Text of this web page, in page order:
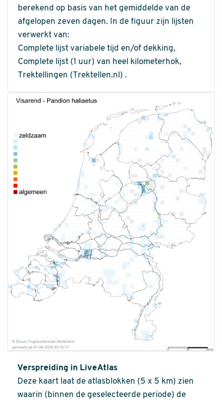
berekend op basis van het gemiddelde van de
afgelopen zeven dagen. In de figuur zijn lijsten
verwerkt van:
Complete lijst variabele tijd en/of dekking,
Complete lijst (1 uur) van heel kilometerhok,
Trektellingen (Trektellen.nl) .
Verspreiding in LiveAtlas
Deze kaart laat de atlasblokken (5 x 5 km) zien
waarin (binnen de geselecteerde periode) de